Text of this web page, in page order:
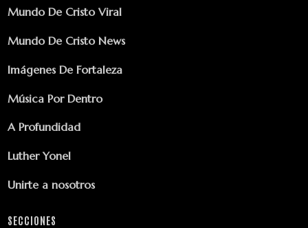
Mundo De Cristo Viral
Mundo De Cristo News
Imágenes De Fortaleza
Música Por Dentro
A Profundidad
Luther Yonel
Unirte a nosotros
SECCIONES